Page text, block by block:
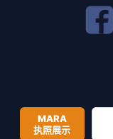
MARA
执照展示